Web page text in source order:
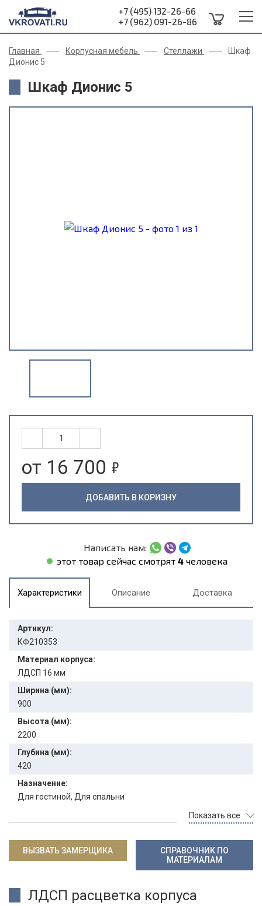
+7 (495) 132-26-66
+7 (962) 091-26-86
Главная Корпусная мебель Стеллажи
Шкаф
Дионис 5
Шкаф Дионис 5
от 16 700 5
ДОБАВИТЬ В КОРИЗНУ
Написать нам:
этот товар сейчас смотрят 4человека
Характеристики Описание Доставка
Артикул:
КФ210353
Материал корпуса:
ЛДСП 16 мм
Ширина (мм):
900
Высота (мм):
2200
Глубина (мм):
420
Назначение:
Для гостиной, Для спальни
Показать все
ВЫЗВАТЬ ЗАМЕРЩИКА
СПРАВОЧНИК ПО
МАТЕРИАЛАМ
ЛДСП расцветка корпуса